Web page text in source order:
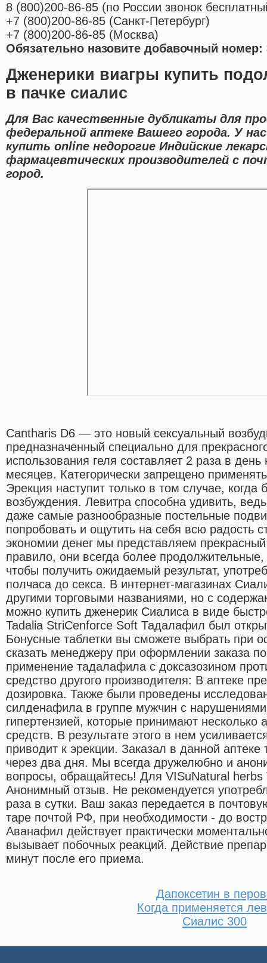
8 (800)200-86-85 (по России звонок
+7 (800)200-86-85 (Санкт-Петербург)
+7 (800)200-86-85 (Москва)
Обязательно назовите добавочный номер:
Дженерики виагры купить
в пачке сиалис
Для Вас качественные дубликаты для
федеральной аптеке Вашего города. У
купить online недорогие Индийские
фармацевтических производителей с
город.
Cantharis D6 — это новый сексуальный
предназначенный специально для
использования геля составляет 2 раза в
месяцев. Категорически запрещено
Эрекция наступит только в том случае, когда
возбуждения. Левитра способна удивить,
даже самые разнообразные постельные
попробовать и ощутить на себя всю радость
экономии денег мы представляем
правило, они всегда более
чтобы получить ожидаемый результат,
полчаса до секса. В интернет-магазинах
другими торговыми названиями, но с
можно купить дженерик Сиалиса в виде
Tadalia StriCenforce Soft Тадалафил был
Бонусные таблетки вы сможете выбрать при
сказать менеджеру при оформлении заказа
применение тадалафила с доксазозином
средство другого производителя: В аптеке
дозировка. Также были проведены
силденафила в группе мужчин с
гипертензией, которые принимают несколько
средств. В результате этого в нем
приводит к эрекции. Заказал в данной аптеке
через два дня. Мы всегда дружелюбно и
вопросы, обращайтесь! Для VISuNatural herbs
Анонимный отзыв. Не рекомендуется
раза в сутки. Ваш заказ передается в
таре почтой РФ, при необходимости - до
Аванафил действует практически
вызывает побочных реакций. Действие
минут после его приема.
Дапоксетин в
Когда применяется
Сиалис 300